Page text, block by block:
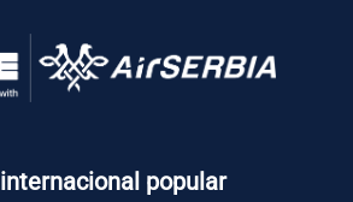
popular